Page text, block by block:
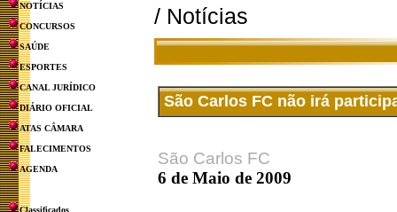
NOTÍCIAS
CONCURSOS
SAÚDE
ESPORTES
CANAL JURÍDICO
DIÁRIO OFICIAL
ATAS CÂMARA
FALECIMENTOS
AGENDA
Classificados
/ Notícias
São Carlos FC não irá
São Carlos FC
6 de Maio de 2009